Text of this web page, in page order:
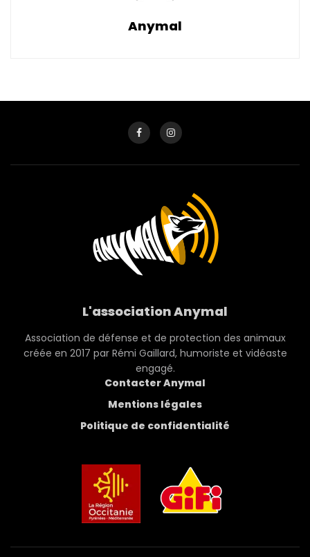
Anymal
L'association Anymal
Association de défense et de protection des animaux
créée en 2017 par Rémi Gaillard, humoriste et vidéaste
engagé.
Contacter Anymal
Mentions légales
Politique de confidentialité